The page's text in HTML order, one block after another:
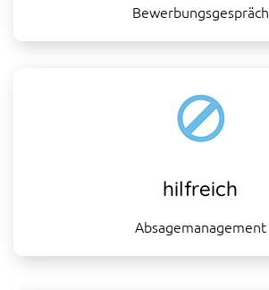
Bewerbungsgespräch
hilfreich
Absagemanagement